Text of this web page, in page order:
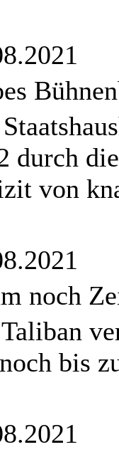
durch
von
noch
bis